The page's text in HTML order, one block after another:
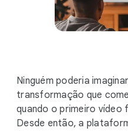
e
Ninguém poderia
transformação que
quando o primeiro vídeo
Desde então, a